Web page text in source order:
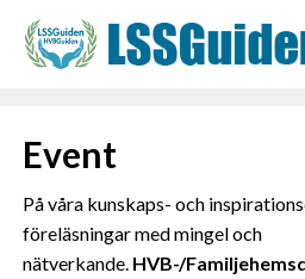
Event
På våra kunskaps- och
föreläsningar med mingel och
nätverkande. HVB-/